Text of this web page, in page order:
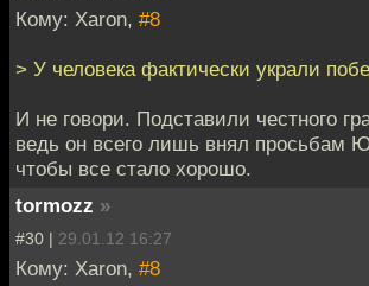
Кому: Xaron, #8
> У человека фактически украли
И не говори. Подставили честного
ведь он всего лишь внял просьбам
чтобы все стало хорошо.
tormozz »
#30 | 29.01.12 16:27
Кому: Xaron, #8